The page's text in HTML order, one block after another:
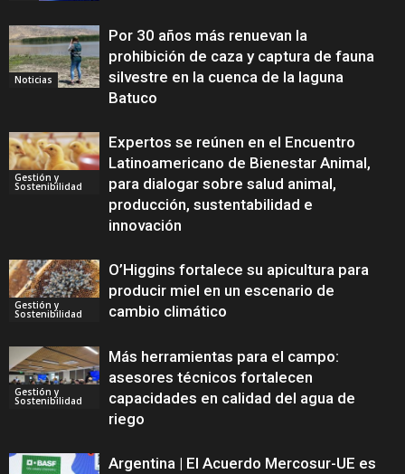
Noticias
Por 30 años más renuevan la
prohibición de caza y captura de fauna
silvestre en la cuenca de la laguna
Batuco
Gestión y
Sostenibilidad
Expertos se reúnen en el Encuentro
Latinoamericano de Bienestar Animal,
para dialogar sobre salud animal,
producción, sustentabilidad e
innovación
Gestión y
Sostenibilidad
O’Higgins fortalece su apicultura para
producir miel en un escenario de
cambio climático
Gestión y
Sostenibilidad
Más herramientas para el campo:
asesores técnicos fortalecen
capacidades en calidad del agua de
riego
Argentina | El Acuerdo Mercosur-UE es